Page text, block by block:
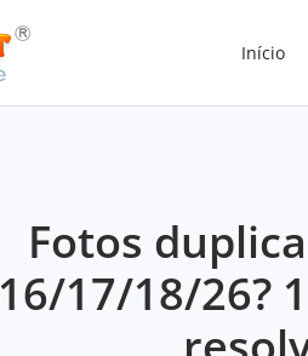
Início
Fotos
16/17/18/26?